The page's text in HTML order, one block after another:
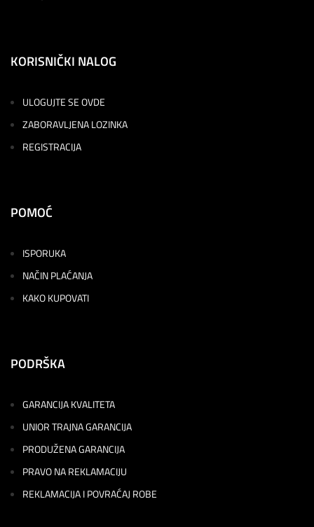
KORISNIČKI NALOG
ULOGUJTE SE OVDE
ZABORAVLJENA LOZINKA
REGISTRACIJA
POMOĆ
ISPORUKA
NAČIN PLAĆANJA
KAKO KUPOVATI
PODRŠKA
GARANCIJA KVALITETA
UNIOR TRAJNA GARANCIJA
PRODUŽENA GARANCIJA
PRAVO NA REKLAMACIJU
REKLAMACIJA I POVRAĆAJ ROBE